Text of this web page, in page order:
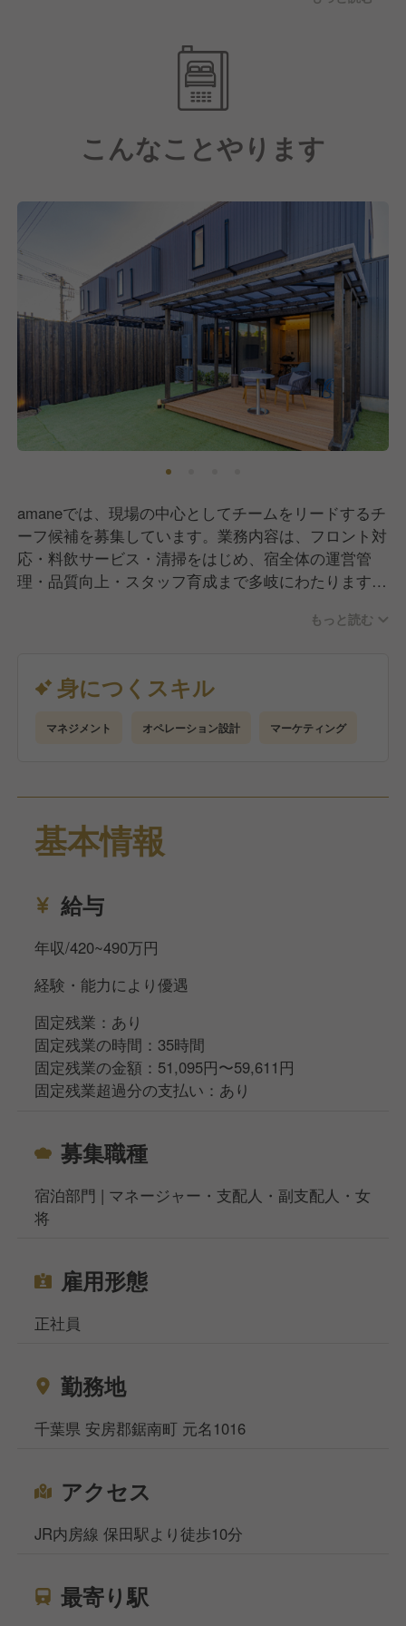
のメリハリをつけながら、チーム全体で運営を支える
ことで、現場の疲弊を防ぎ、サービスの質を保ってい
ます。さらに、お客様アンケートやデータ分析を活用
し、日々の気づきを即改善。スタッフ全員で話し合
い、改善を実行できる文化があります。
こんなことやります
amaneでは、現場の中心としてチームをリードするチ
ーフ候補を募集しています。業務内容は、フロント対
応・料飲サービス・清掃をはじめ、宿全体の運営管
理・品質向上・スタッフ育成まで多岐にわたります。
がら、スタッフ全員が気持ちよく働ける環境づくりを
チェックアウトなどの接客対応②館内全体の運営マネ
ジメント（予約・シフト・在庫管理など）③お客様ア
ンケート・データをもとにしたサービス改善提案④チ
ームミーティングの実施、若手スタッフの育成・指導
もっと読む
身につくスキル
マネジメント オペレーション設計 マーケティング
基本情報
給与
年収/420~490万円
経験・能力により優遇
固定残業：あり
固定残業の時間：35時間
固定残業の金額：51,095円〜59,611円
固定残業超過分の支払い：あり
募集職種
宿泊部門 | マネージャー・支配人・副支配人・女
将
雇用形態
正社員
勤務地
千葉県 安房郡鋸南町 元名1016
アクセス
JR内房線 保田駅より徒歩10分
最寄り駅